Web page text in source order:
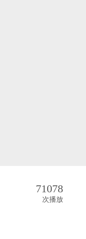
71078
次播放